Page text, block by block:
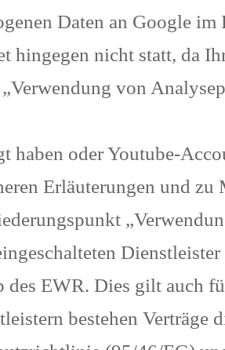
Daten an Google
hingegen nicht statt, da
von
oder Youtube-
Erläuterungen und
EWR. Dies gilt auch
bestehen Verträge